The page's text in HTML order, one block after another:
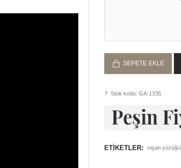
Stok kodu: GA-1335
SEPETE EKLE
ETIKETLER: nişan yüzüğü